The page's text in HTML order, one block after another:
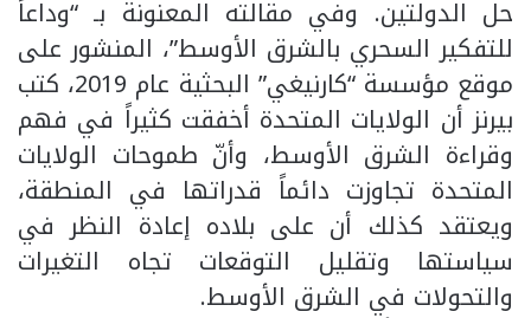
حل الدولتين. وفي مقالته المعنونة بـ “وداعاً
للتفكير السحري بالشرق الأوسط”، المنشور على
موقع مؤسسة “كارنيغي” البحثية عام 2019، كتب
بيرنز أن الولايات المتحدة أخفقت كثيراً في فهم
وقراءة الشرق الأوسط، وأنّ طموحات الولايات
المتحدة تجاوزت دائماً قدراتها في المنطقة،
ويعتقد كذلك أن على بلاده إعادة النظر في
سياستها وتقليل التوقعات تجاه التغيرات
والتحولات في الشرق الأوسط.